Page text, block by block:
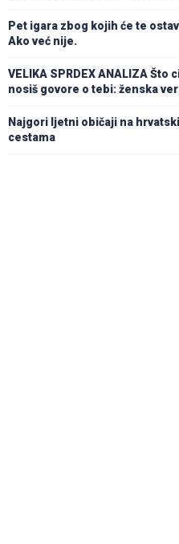
Pet igara zbog kojih će te
Ako već nije.
VELIKA SPRDEX ANALIZA Što
nosiš govore o tebi: ženska
Najgori ljetni običaji na
cestama